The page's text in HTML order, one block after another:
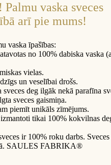
Palmu vaska sveces
arī pie mums!
vaska īpašības:
no 100% dabiska vaska
vielas.
un veselībai drošs.
sveces deg ilgāk nekā parafīna
sveces gaismiņa.
piemīt unikāls zīmējums.
izmantoti tikai 100% kokvilnas
ir 100% roku darbs. Sveces
SAULES FABRIKA®